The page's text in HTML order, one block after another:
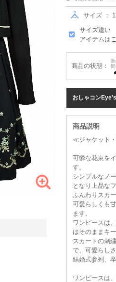
サイズ ：
サイズ違い
アイテムは
商品の状態：
おしゃコンEye's
商品説明
≪ジャケット
可憐な花束を
す。
シンプルなノ
となり上品な
ふんわりスカ
可愛らしくも
ます。
ワンピースは
はそのままキ
スカートの刺
で、可愛らし
結婚式参列、
ワンピースは